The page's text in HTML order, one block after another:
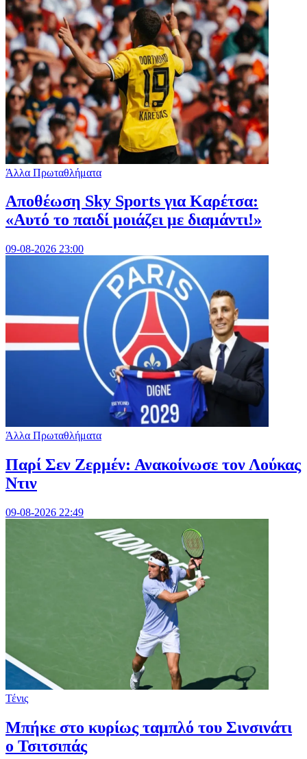
Άλλα Πρωταθλήματα
Αποθέωση Sky Sports για Καρέτσα:
«Αυτό το παιδί μοιάζει με διαμάντι!»
09-08-2026 23:00
Άλλα Πρωταθλήματα
Παρί Σεν Ζερμέν: Ανακοίνωσε τον Λούκας
Ντιν
09-08-2026 22:49
Τένις
Mπήκε στο κυρίως ταμπλό του Σινσινάτι
ο Τσιτσιπάς